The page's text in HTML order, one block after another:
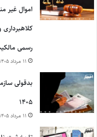
اموال غیر
رسمی
۱۱ مرداد ۱۴۰۵
بدقولی
۱۴۰۵
۱۱ مرداد ۱۴۰۵